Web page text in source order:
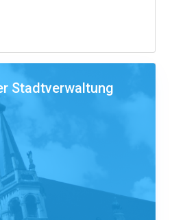
Stadtverwaltung